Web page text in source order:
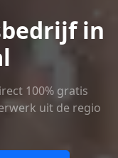
in
100% gratis
uit de regio